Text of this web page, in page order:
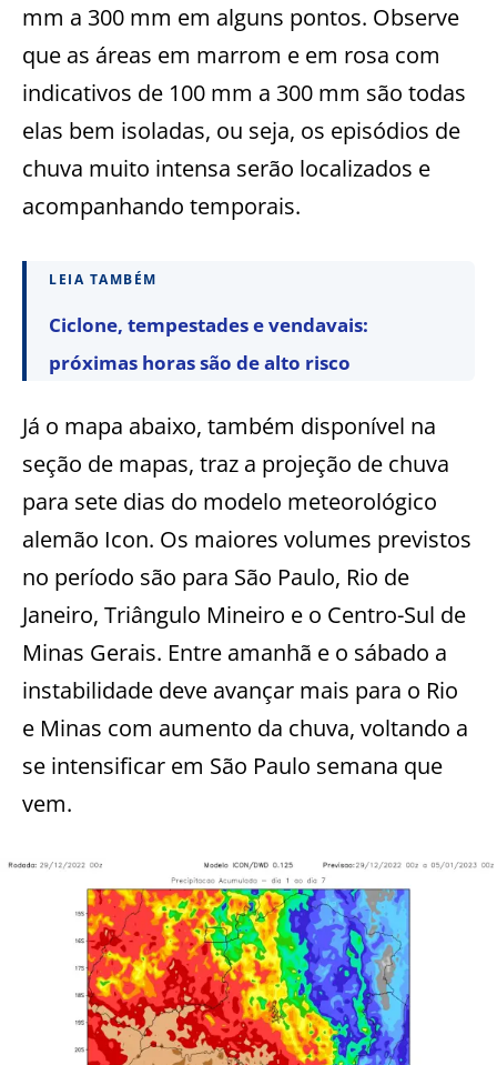
mm a 300 mm em alguns pontos. Observe
que as áreas em marrom e em rosa com
indicativos de 100 mm a 300 mm são todas
elas bem isoladas, ou seja, os episódios de
chuva muito intensa serão localizados e
acompanhando temporais.
LEIA TAMBÉM
Ciclone, tempestades e vendavais:
próximas horas são de alto risco
Já o mapa abaixo, também disponível na
seção de mapas, traz a projeção de chuva
para sete dias do modelo meteorológico
alemão Icon. Os maiores volumes previstos
no período são para São Paulo, Rio de
Janeiro, Triângulo Mineiro e o Centro-Sul de
Minas Gerais. Entre amanhã e o sábado a
instabilidade deve avançar mais para o Rio
e Minas com aumento da chuva, voltando a
se intensificar em São Paulo semana que
vem.